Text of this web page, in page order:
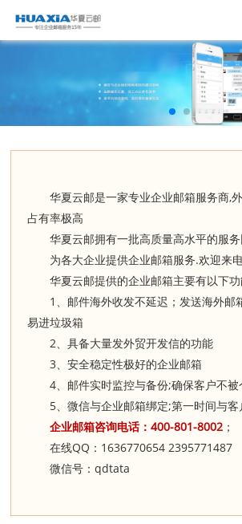
华夏云邮是一家专业企业邮箱服务商,
占有率极高
华夏云邮拥有一批高质量高水平的服务
为各大企业提供企业邮箱服务.欢迎来
华夏云邮提供的企业邮箱主要有以下功
1 、邮件海外收发不延迟；发送海外邮
易进垃圾箱
2、具备大量发外贸开发信的功能
3、安全稳定性极好的企业邮箱
4、邮件实时监控与备份;确保客户不被
5、微信与企业邮箱绑定;第一时间与客
企业邮箱咨询电话：400-801-8002 ；
在线QQ ： 1636770654 2395771487
微信号：qdtata